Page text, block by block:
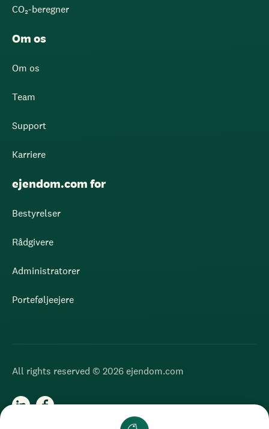
CO₂-beregner
Om os
Om os
Team
Support
Karriere
ejendom.com for
Bestyrelser
Rådgivere
Administratorer
Porteføljeejere
All rights reserved © 2026 ejendom.com